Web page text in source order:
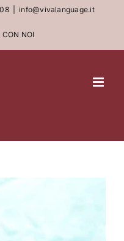
info@vivalanguage.it
CON NOI